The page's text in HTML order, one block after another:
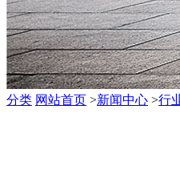
分类 网站首页 >新闻中心 >行